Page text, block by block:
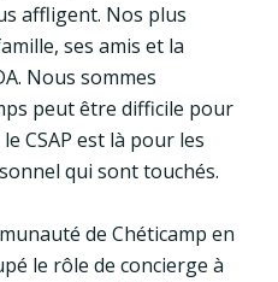
affligent. Nos plus
ses amis et la
Nous sommes
peut être difficile pour
CSAP est là pour les
qui sont touchés.
de Chéticamp en
le rôle de concierge à